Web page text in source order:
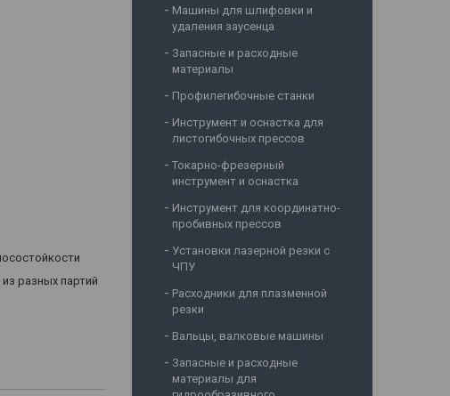
разных партий
Машины для шлифовки и
удаления заусенца
Запасные и расходные
материалы
Профилегибочные станки
Инструмент и оснастка для
листогибочных прессов
Токарно-фрезерный
инструмент и оснастка
Инструмент для координатно-
пробивных прессов
Установки лазерной резки с
ЧПУ
Расходники для плазменной
резки
Вальцы, валковые машины
Запасные и расходные
материалы для